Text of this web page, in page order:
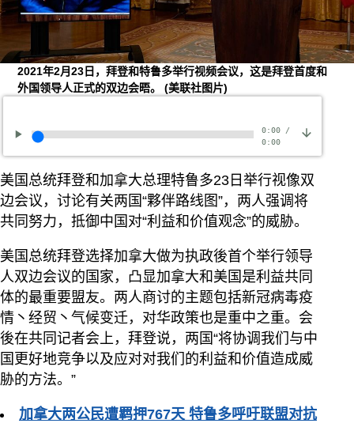
2021年2月23日，拜登和特鲁多举行视频会议，这是拜登首度和
外国领导人正式的双边会晤。(美联社图片)
0:00/
0:00
美国总统拜登和加拿大总理特鲁多23日举行视像双
边会议，讨论有关两国“夥伴路线图”，两人强调将
共同努力，抵御中国对“利益和价值观念”的威胁。
美国总统拜登选择加拿大做为执政後首个举行领导
人双边会议的国家，凸显加拿大和美国是利益共同
体的最重要盟友。两人商讨的主题包括新冠病毒疫
情丶经贸丶气候变迁，对华政策也是重中之重。会
後在共同记者会上，拜登说，两国“将协调我们与中
国更好地竞争以及应对对我们的利益和价值造成威
胁的方法。”
加拿大两公民遭羁押767天 特鲁多呼吁联盟对抗